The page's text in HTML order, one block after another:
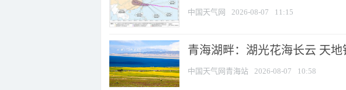
中国天气网 2026-08-07 11:15
青海湖畔：湖光花海长云 天
中国天气网青海站 2026-08-07 10:58